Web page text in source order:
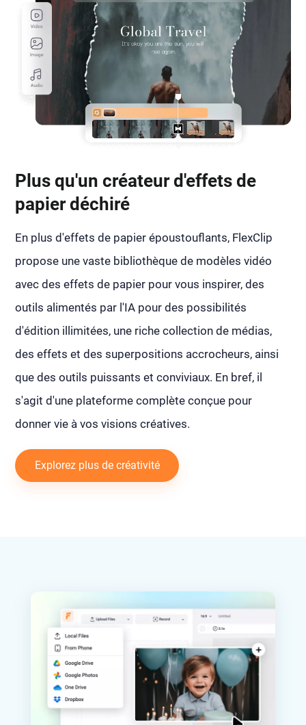
Plus qu'un créateur d'effets de
papier déchiré
En plus d'effets de papier époustouflants, FlexClip
propose une vaste bibliothèque de modèles vidéo
avec des effets de papier pour vous inspirer, des
outils alimentés par l'IA pour des possibilités
d'édition illimitées, une riche collection de médias,
des effets et des superpositions accrocheurs, ainsi
que des outils puissants et conviviaux. En bref, il
s'agit d'une plateforme complète conçue pour
donner vie à vos visions créatives.
Explorez plus de créativité